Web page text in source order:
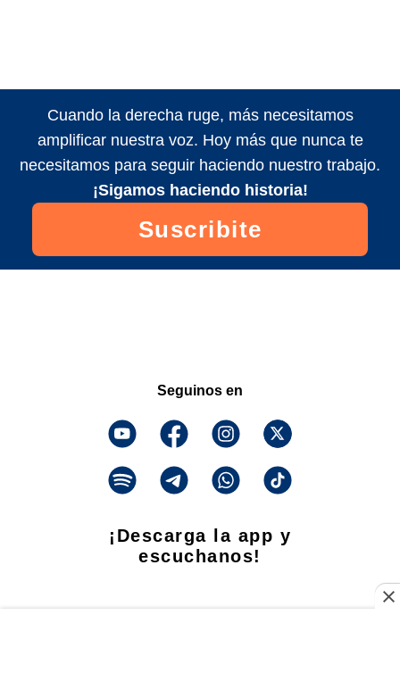
Cuando la derecha ruge, más necesitamos
amplificar nuestra voz. Hoy más que nunca te
necesitamos para seguir haciendo nuestro trabajo.
¡Sigamos haciendo historia!
Suscribite
Seguinos en
¡Descarga la app y
escuchanos!